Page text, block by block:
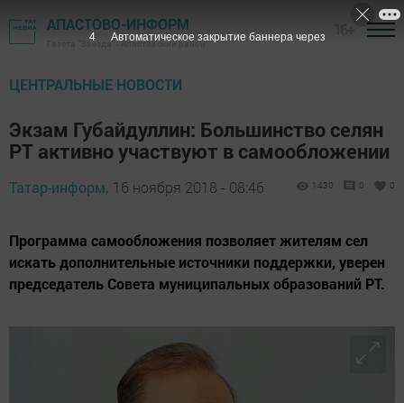
АПАСТОВО-ИНФОРМ
Газета "Звезда" - Апастовский район
ЦЕНТРАЛЬНЫЕ НОВОСТИ
Экзам Губайдуллин: Большинство селян
РТ активно участвуют в самообложении
Татар-информ, 16 ноября 2018 - 08:46 1430 0 0
Программа самообложения позволяет жителям сел
искать дополнительные источники поддержки, уверен
председатель Совета муниципальных образований РТ.
3 Автоматическое закрытие баннера через